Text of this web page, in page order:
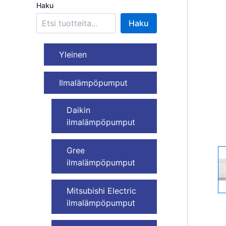
Haku
Haku
Yleinen
Ilmalämpöpumput
Daikin
ilmalämpöpumput
Gree
ilmalämpöpumput
Mitsubishi Electric
ilmalämpöpumput